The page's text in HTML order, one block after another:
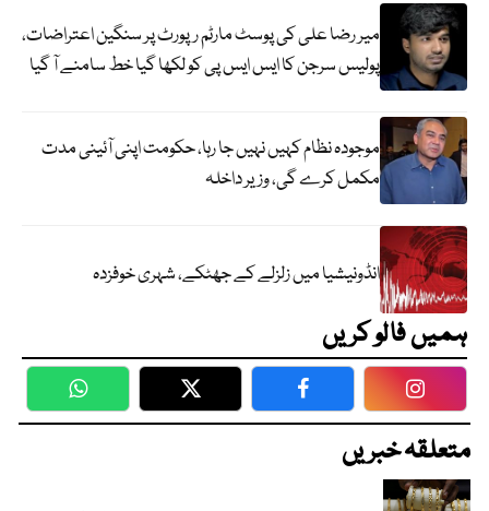
میر رضا علی کی پوسٹ مارٹم رپورٹ پر سنگین اعتراضات،
پولیس سرجن کا ایس ایس پی کو لکھا گیا خط سامنے آ گیا
موجودہ نظام کہیں نہیں جا رہا، حکومت اپنی آئینی مدت
مکمل کرے گی، وزیر داخلہ
انڈونیشیا میں زلزلے کے جھٹکے، شہری خوفزدہ
ہمیں فالو کریں
WhatsApp Twitter Facebook
متعلقہ خبریں